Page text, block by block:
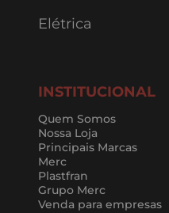
Elétrica
INSTITUCIONAL
Quem Somos
Nossa Loja
Principais Marcas
Merc
Plastfran
Grupo Merc
Venda para empresas